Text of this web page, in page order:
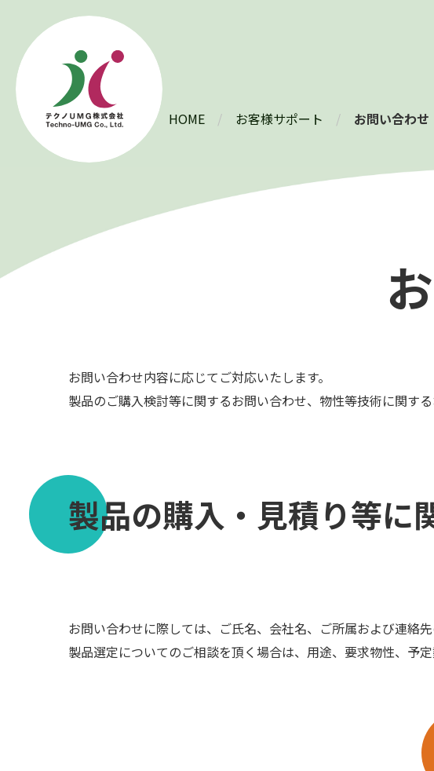
会社
サ
HOME お客様サポート お問い合わせ
お問い合わせ内容に応じてご対応いたします。
製品のご購入検討等に関するお問い合わせ、物性等技術に関す
製品の購入・見積り等に
お問い合わせに際しては、ご氏名、会社名、ご所属および連絡
製品選定についてのご相談を頂く場合は、用途、要求物性、予